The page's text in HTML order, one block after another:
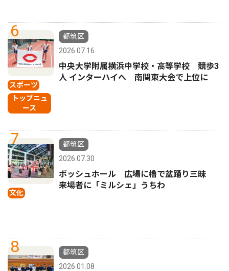
6
スポーツ
トップニュ
ース
都筑区
2026.07.16
中央大学附属横浜中学校・高等学校 競歩3
人 インターハイへ 南関東大会で上位に
7
文化
都筑区
2026.07.30
ボッシュホール 広場に櫓で盆踊り三昧
来場者に「ミルシェ」うちわ
8
都筑区
2026.01.08